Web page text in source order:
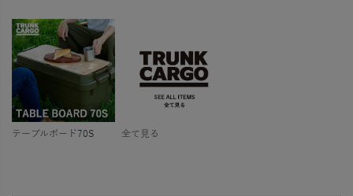
テーブルボード70S 全て見る